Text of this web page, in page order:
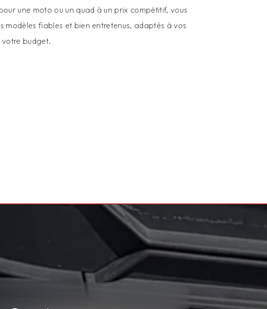
une moto ou un quad à un prix compétitif, vous
modèles fiables et bien entretenus, adaptés à vos
budget.